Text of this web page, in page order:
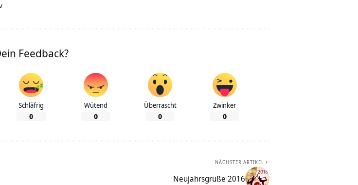
Feedback?
Schläfrig
0
Wütend
0
Überrascht
0
Zwinker
0
NÄCHSTER ARTIKEL
Neujahrsgrüße 2016